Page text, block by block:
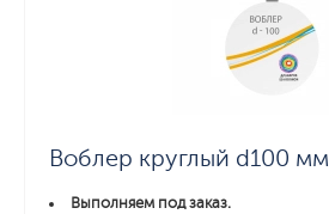
Воблер круглый d100 мм
Выполняем под заказ.